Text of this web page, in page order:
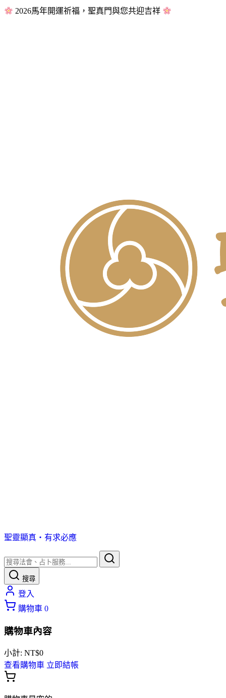
2026馬年開運祈福，聖真門與您共迎吉祥
聖靈顯真・有求必應
搜尋
登入
購物車 0
購物車內容
小計: NT$0
查看購物車 立即結帳